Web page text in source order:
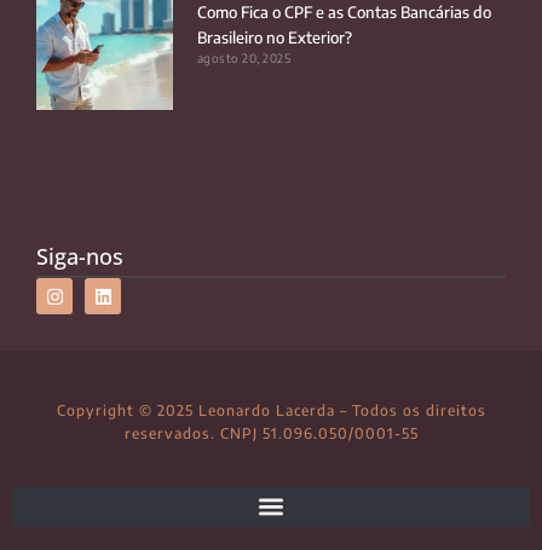
Como Fica o CPF e as Contas Bancárias do
Brasileiro no Exterior?
agosto 20, 2025
Siga-nos
Copyright © 2025 Leonardo Lacerda – Todos os direitos
reservados. CNPJ 51.096.050/0001-55